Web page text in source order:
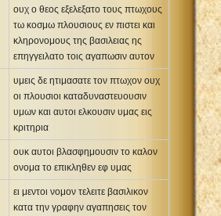
ουχ ο θεος εξελεξατο τους πτωχους
τω κοσμω πλουσιους εν πιστει και
κληρονομους της βασιλειας ης
επηγγειλατο τοις αγαπωσιν αυτον
υμεις δε ητιμασατε τον πτωχον ουχ
οι πλουσιοι καταδυναστευουσιν
υμων και αυτοι ελκουσιν υμας εις
κριτηρια
ουκ αυτοι βλασφημουσιν το καλον
ονομα το επικληθεν εφ υμας
ει μεντοι νομον τελειτε βασιλικον
κατα την γραφην αγαπησεις τον